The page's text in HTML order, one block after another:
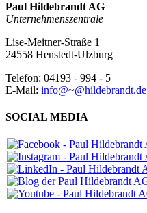
Paul Hildebrandt AG
Unternehmenszentrale
Lise-Meitner-Straße 1
24558 Henstedt-Ulzburg
Telefon: 04193 - 994 - 5
E-Mail: info@~@hildebrandt.de
SOCIAL MEDIA